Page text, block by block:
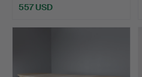
557 USD